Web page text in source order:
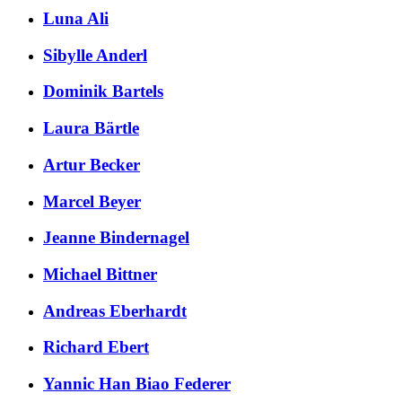
Luna Ali
Sibylle Anderl
Dominik Bartels
Laura Bärtle
Artur Becker
Marcel Beyer
Jeanne Bindernagel
Michael Bittner
Andreas Eberhardt
Richard Ebert
Yannic Han Biao Federer